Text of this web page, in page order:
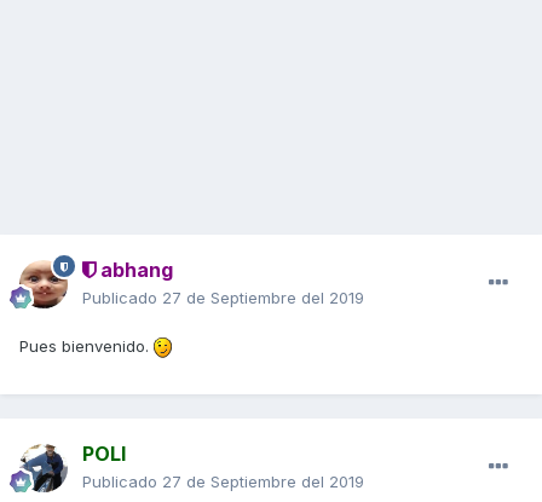
abhang
Publicado 27 de Septiembre del 2019
Pues bienvenido.
POLI
Publicado 27 de Septiembre del 2019